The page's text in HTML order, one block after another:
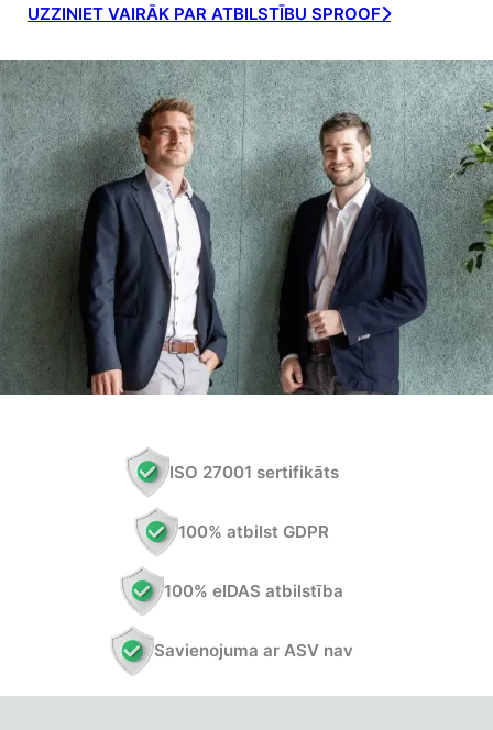
UZZINIET VAIRĀK PAR ATBILSTĪBU SPROOF
ISO 27001 sertifikāts
100% atbilst GDPR
100% eIDAS atbilstība
Savienojuma ar ASV nav